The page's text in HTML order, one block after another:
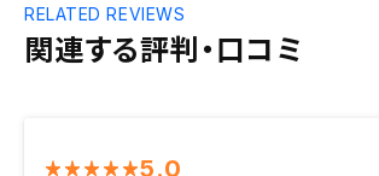
関連する評判・口コミ
RELATED REVIEWS
5.0